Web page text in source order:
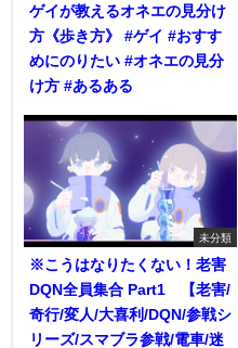
ゲイが教えるオネエの見分け
方《歩き方》 #ゲイ #おすす
めにのりたい #オネエの見分
け方 #あるある
未分類
※こうはなりたくない！老害
DQN全員集合 Part1 【老害/
奇行/変人/大喜利/DQN/参戦シ
リーズ/スマブラ参戦/電車/迷